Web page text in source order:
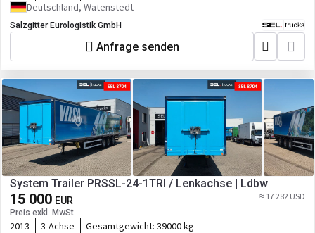
Deutschland, Watenstedt
Salzgitter Eurologistik GmbH
Anfrage senden
System Trailer PRSSL-24-1TRI / Lenkachse | Ldbw
15 000 EUR
Preis exkl. MwSt
≈ 17 282 USD
2013 3-Achse Gesamtgewicht: 39000 kg